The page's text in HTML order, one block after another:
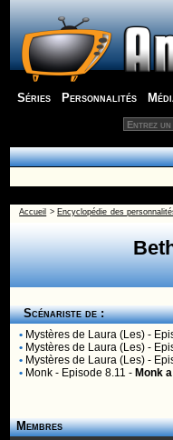
Séries Personnalités
Accueil > Encyclopédie des
Scénariste de :
• Mystères de Laura (Les) -
• Mystères de Laura (Les) -
• Mystères de Laura (Les) -
• Monk - Episode 8.11 - Monk
Membres